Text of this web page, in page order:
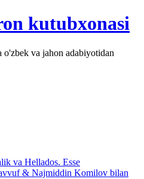
va jahon adabiyotidan
va Hellados. Esse
& Najmiddin Komilov bilan